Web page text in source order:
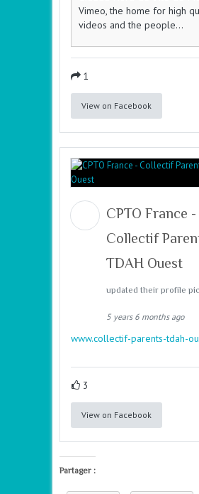
Vimeo, the home for high
videos and the people…
1
View on Facebook
CPTO France -
Collectif
TDAH Ouest
updated their profile
5 years 6 months ago
www.collectif-parents-tdah-
3
View on Facebook
Partager :